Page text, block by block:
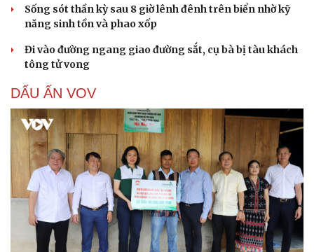
Sống sót thần kỳ sau 8 giờ lênh đênh trên biển nhờ kỹ
năng sinh tồn và phao xốp
Đi vào đường ngang giao đường sắt, cụ bà bị tàu khách
tông tử vong
DẤU ẤN VOV